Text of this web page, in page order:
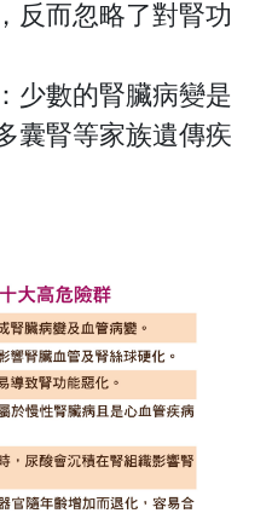
反而忽略了對腎功
少數的腎臟病變是
囊腎等家族遺傳疾